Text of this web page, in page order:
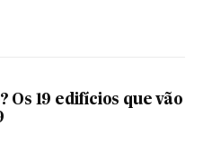
Os 19 edifícios que vão